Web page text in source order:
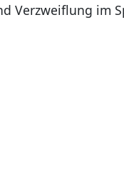
Verzweiflung im